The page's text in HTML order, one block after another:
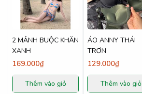
2 MẢNH BUỘC KHĂN
XANH
169.000₫
Thêm vào giỏ
ÁO ANNY THÁI
TRƠN
129.000₫
Thêm vào giỏ